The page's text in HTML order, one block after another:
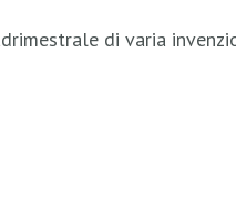
di varia